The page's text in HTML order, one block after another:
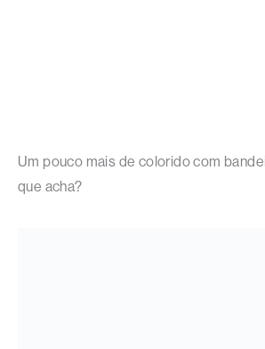
Um pouco mais de colorido com
que acha?